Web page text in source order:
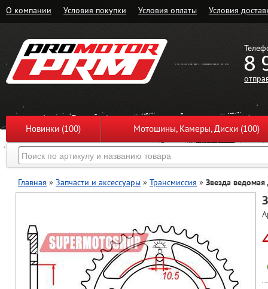
О компании Условия покупки Условия оплаты Условия
8
Новинки (100) Мотошины, Камеры, Диски (100)
Главная » Запчасти и аксессуары » Трансмиссия » Звезда